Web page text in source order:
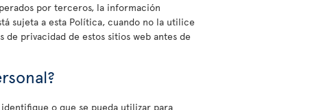
por terceros, la información
sujeta a esta Política, cuando no la utilice
de privacidad de estos sitios web antes de
o que se pueda utilizar para